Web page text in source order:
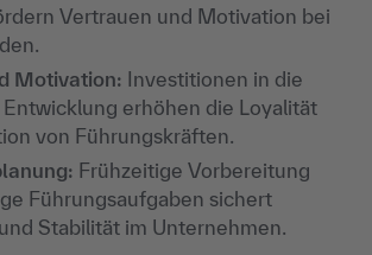
Vertrauen und Motivation bei
Motivation: Investitionen in die
erhöhen die Loyalität
von Führungskräften.
Frühzeitige Vorbereitung
Führungsaufgaben sichert
Stabilität im Unternehmen.